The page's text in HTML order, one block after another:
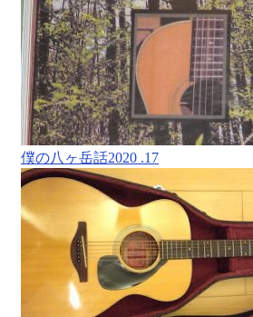
僕の八ヶ岳話2020 .17